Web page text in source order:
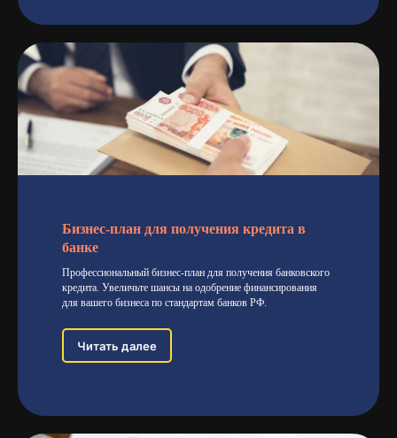
Бизнес-план для получения кредита в
банке
Профессиональный бизнес-план для получения банковского
кредита. Увеличьте шансы на одобрение финансирования
для вашего бизнеса по стандартам банков РФ.
Читать далее